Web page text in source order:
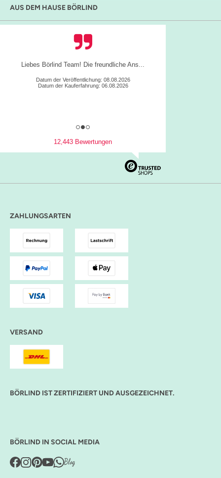
AUS DEM HAUSE BÖRLIND
Liebes Börlind Team! Die freundliche Ans...
Datum der Veröffentlichung: 08.08.2026
Datum der Kauferfahrung: 06.08.2026
12,443 Bewertungen
ZAHLUNGSARTEN
VERSAND
BÖRLIND IST ZERTIFIZIERT UND AUSGEZEICHNET.
BÖRLIND IN SOCIAL MEDIA